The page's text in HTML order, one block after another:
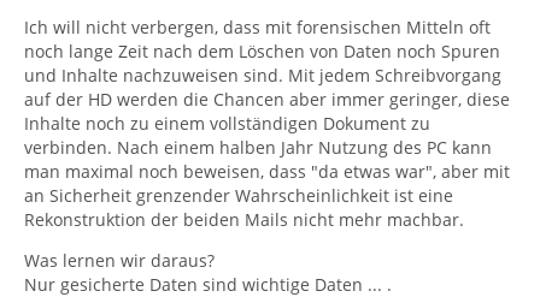
Ich will nicht verbergen, dass mit forensischen Mitteln oft
noch lange Zeit nach dem Löschen von Daten noch Spuren
und Inhalte nachzuweisen sind. Mit jedem Schreibvorgang
auf der HD werden die Chancen aber immer geringer, diese
Inhalte noch zu einem vollständigen Dokument zu
verbinden. Nach einem halben Jahr Nutzung des PC kann
man maximal noch beweisen, dass "da etwas war", aber mit
an Sicherheit grenzender Wahrscheinlichkeit ist eine
Rekonstruktion der beiden Mails nicht mehr machbar.
Was lernen wir daraus?
Nur gesicherte Daten sind wichtige Daten ... .